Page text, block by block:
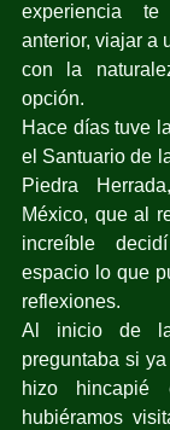
experiencia
anterior, viajar a
con la
opción.
Hace días tuve
el Santuario de
Piedra
México, que al
increíble
espacio lo que
reflexiones.
Al inicio de
preguntaba si
hizo
hubiéramos